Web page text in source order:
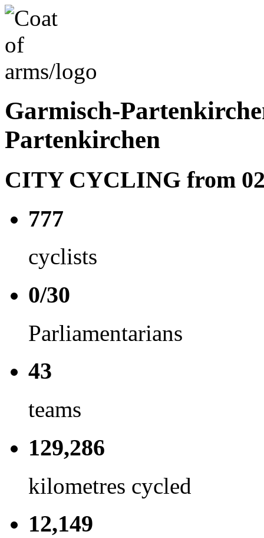
Garmisch-
Partenkirchen
CITY CYCLING from
777
cyclists
0/30
Parliamentarians
43
teams
129,286
kilometres cycled
12,149